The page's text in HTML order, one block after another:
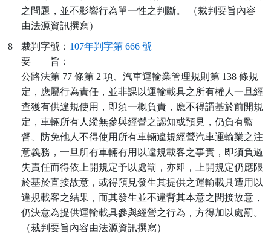
之問題，並不影響行為單一性之判斷。 （裁判要旨內容
由法源資訊撰寫）
8
裁判字號： 107年判字第 666 號
要
旨：
公路法第 77 條第 2 項、汽車運輸業管理規則第 138 條規
定，應屬行為責任，並非課以運輸載具之所有權人一旦經
查獲有供違規使用，即須一概負責，應不得謂基於前開規
定，車輛所有人縱無參與經營之認知或預見，仍負有監
督、防免他人不得使用所有車輛違規經營汽車運輸業之注
意義務，一旦所有車輛有用以違規載客之事實，即須負過
失責任而得依上開規定予以處罰，亦即，上開規定仍應限
於基於直接故意，或得預見發生其提供之運輸載具遭用以
違規載客之結果，而其發生並不違背其本意之間接故意，
仍決意為提供運輸載具參與經營之行為，方得加以處罰。
（裁判要旨內容由法源資訊撰寫）